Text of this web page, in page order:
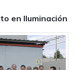
en Iluminación